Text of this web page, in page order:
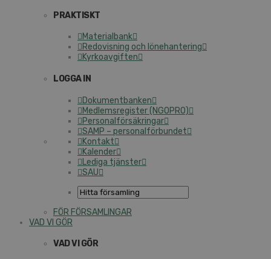
PRAKTISKT
Materialbank
Redovisning och lönehantering
Kyrkoavgiften
LOGGA IN
Dokumentbanken
Medlemsregister (NGOPRO)
Personalförsäkringar
SAMP – personalförbundet
Kontakt
Kalender
Lediga tjänster
SAU
FÖR FÖRSAMLINGAR
VAD VI GÖR
VAD VI GÖR